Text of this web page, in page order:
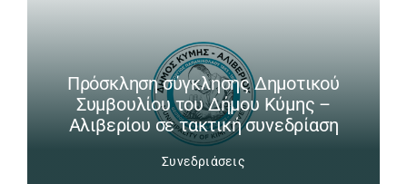
Πρόσκληση σύγκλησης Δημοτικού
Συμβουλίου του Δήμου Κύμης –
Αλιβερίου σε τακτική συνεδρίαση
Συνεδριάσεις